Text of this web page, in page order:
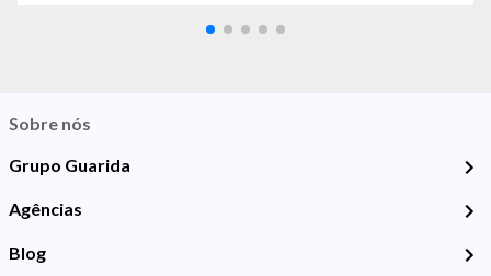
Sobre nós
Grupo Guarida
Agências
Blog